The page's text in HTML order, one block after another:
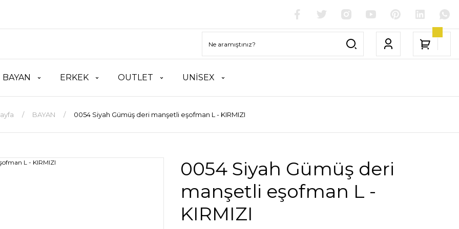
BAYAN ERKEK OUTLET UNİSEX
BAYAN 0054 Siyah Gümüş deri manşetli eşofman L - KIRMIZI
0054 Siyah Gümüş deri
manşetli eşofman L -
KIRMIZI